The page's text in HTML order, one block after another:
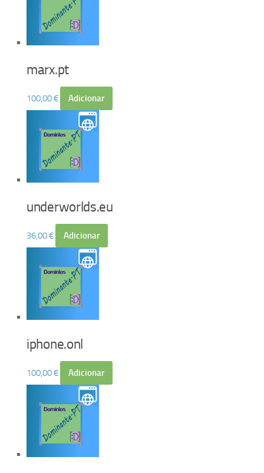
marx.pt
100,00€ Adicionar
underworlds.eu
36,00€ Adicionar
iphone.onl
100,00€ Adicionar